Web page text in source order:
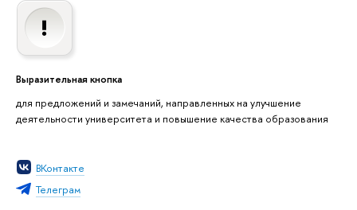
Выразительная кнопка
для предложений и замечаний, направленных на улучшение
деятельности университета и повышение качества образования
ВКонтакте
Телеграм